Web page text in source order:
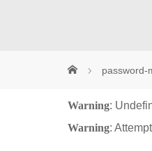
password-
Warning:
Warning: